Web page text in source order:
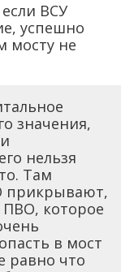
ВСУ
успешно
мосту не
значения,
нельзя
Там
прикрывают,
ПВО, которое
в мост
равно что